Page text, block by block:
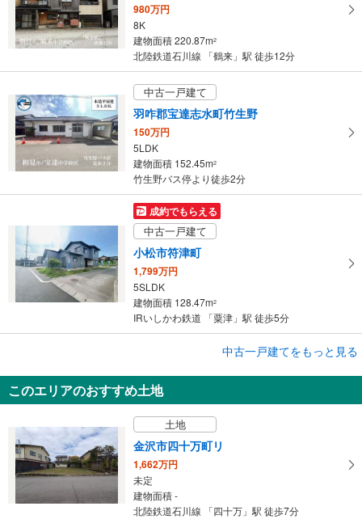
980万円
8K
建物面積 220.87m2
北陸鉄道石川線 「鶴来」駅 徒歩12分
中古一戸建て
羽咋郡宝達志水町竹生野
150万円
5LDK
建物面積 152.45m2
竹生野バス停より徒歩2分
成約でもらえる
中古一戸建て
小松市符津町
1,799万円
5SLDK
建物面積 128.47m2
IRいしかわ鉄道 「粟津」駅 徒歩5分
金沢市金市町イ
建物面積 81.66m2
IRいしかわ鉄道 「森本」駅 徒歩14分
中古一戸建てをもっと見る
このエリアのおすすめ土地
土地
金沢市四十万町リ
1,662万円
未定
建物面積 -
北陸鉄道石川線 「四十万」駅 徒歩7分